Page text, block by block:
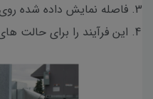
فاصله نمایش داده شده
این فرآیند را برای حالت